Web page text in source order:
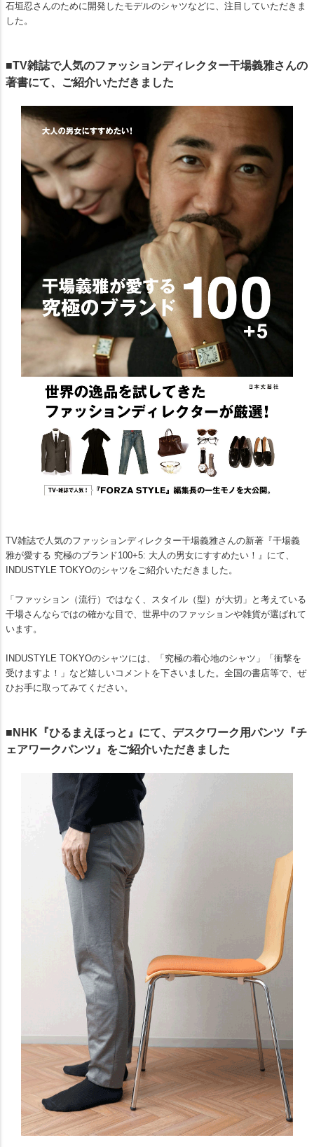
石垣忍さんのために開発したモデルのシャツなどに、注目していただきま
した。
■TV雑誌で人気のファッションディレクター干場義雅さんの
著書にて、ご紹介いただきました
TV雑誌で人気のファッションディレクター干場義雅さんの新著『干場義
雅が愛する 究極のブランド100+5: 大人の男女にすすめたい！』にて、
INDUSTYLE TOKYOのシャツをご紹介いただきました。
「ファッション（流行）ではなく、スタイル（型）が大切」と考えている
干場さんならではの確かな目で、世界中のファッションや雑貨が選ばれて
います。
INDUSTYLE TOKYOのシャツには、「究極の着心地のシャツ」「衝撃を
受けますよ！」など嬉しいコメントを下さいました。全国の書店等で、ぜ
ひお手に取ってみてください。
■NHK『ひるまえほっと』にて、デスクワーク用パンツ『チ
ェアワークパンツ』をご紹介いただきました